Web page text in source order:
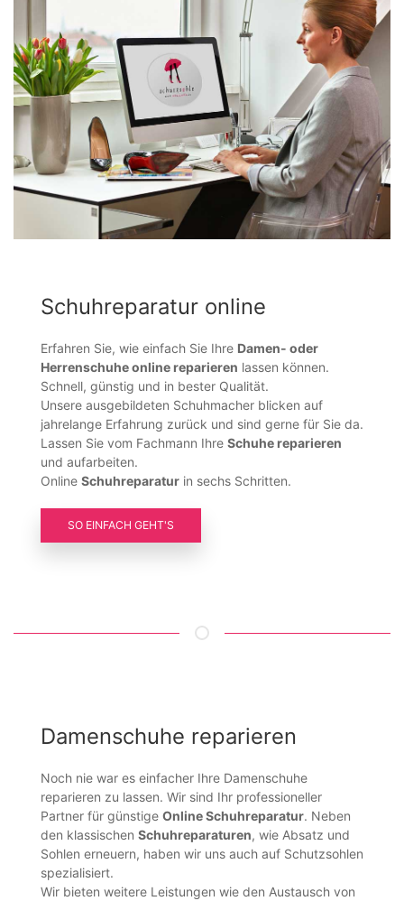
Schuhreparatur online
Erfahren Sie, wie einfach Sie Ihre Damen- oder
Herrenschuhe online reparieren lassen können.
Schnell, günstig und in bester Qualität.
Unsere ausgebildeten Schuhmacher blicken auf
jahrelange Erfahrung zurück und sind gerne für Sie da.
Lassen Sie vom Fachmann Ihre Schuhe reparieren
und aufarbeiten.
Online Schuhreparatur in sechs Schritten.
SO EINFACH GEHT'S
Damenschuhe reparieren
Noch nie war es einfacher Ihre Damenschuhe
reparieren zu lassen. Wir sind Ihr professioneller
Partner für günstige Online Schuhreparatur. Neben
den klassischen Schuhreparaturen, wie Absatz und
Sohlen erneuern, haben wir uns auch auf Schutzsohlen
spezialisiert.
Wir bieten weitere Leistungen wie den Austausch von